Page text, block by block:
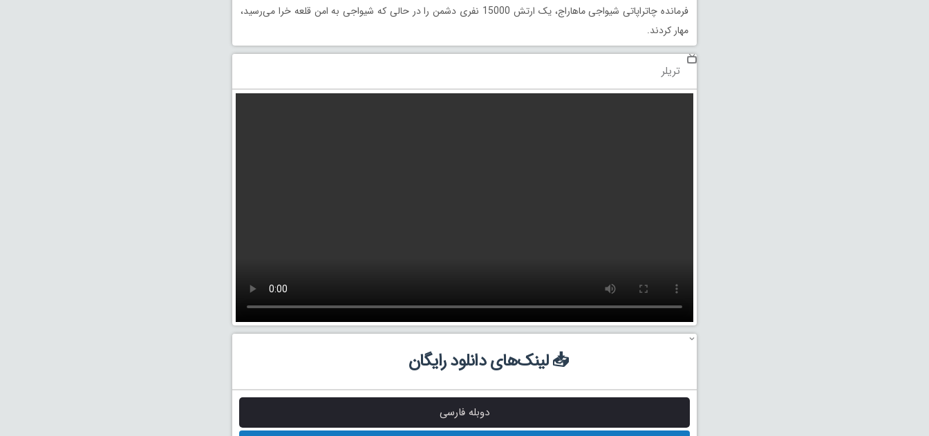
فرمانده چاتراپاتی شیواجی ماهاراج، یک ارتش 15000 نفری دشمن را در حالی که شیواجی به امن قلعه خرا می‌رسید،
مهار کردند.
تریلر
📥 لینک‌های دانلود رایگان
دوبله فارسی